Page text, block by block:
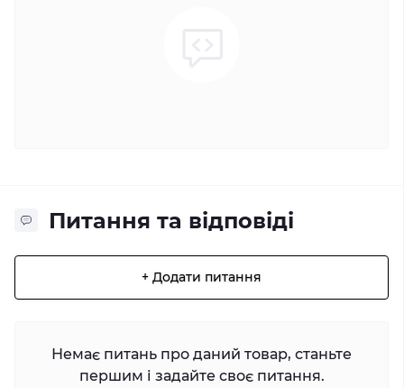
Питання та відповіді
+ Додати питання
Немає питань про даний товар, станьте
першим і задайте своє питання.